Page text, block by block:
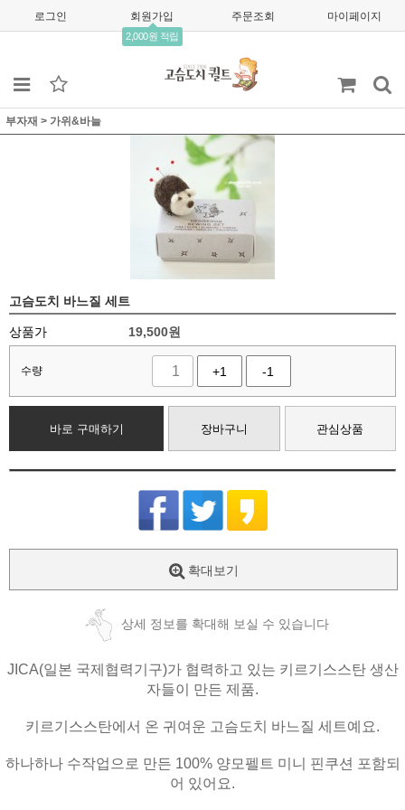
로그인 회원가입
2,000원 적립
주문조회 마이페이지
부자재 > 가위&바늘
고슴도치 바느질 세트
상품가 19,500원
수량 +1 -1
바로 구매하기 장바구니 관심상품
확대보기
상세 정보를 확대해 보실 수 있습니다
JICA(일본 국제협력기구)가 협력하고 있는 키르기스스탄 생산
자들이 만든 제품.
키르기스스탄에서 온 귀여운 고슴도치 바느질 세트예요.
하나하나 수작업으로 만든 100% 양모펠트 미니 핀쿠션 포함되
어 있어요.